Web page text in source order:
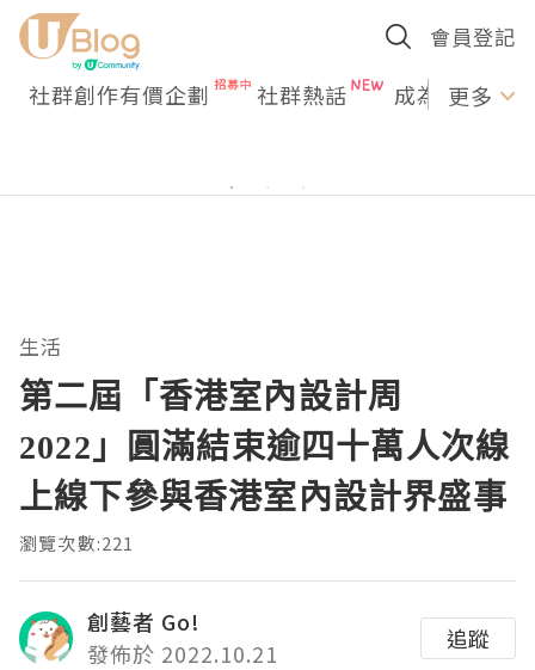
會員登記
社群創作有價企劃 社群熱話 成為U更多
生活
第二屆「香港室內設計周
2022」圓滿結束逾四十萬人次線
上線下參與香港室內設計界盛事
瀏覽次數:221
創藝者 Go!
發佈於 2022.10.21
追蹤